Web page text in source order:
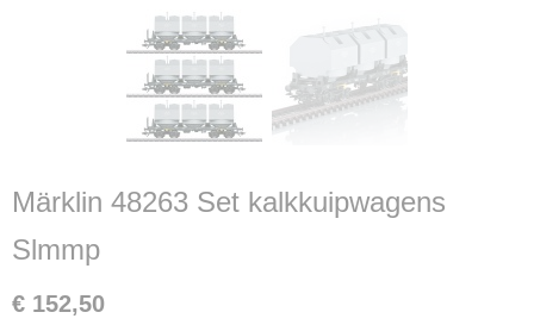
Märklin 48263 Set kalkkuipwagens
Slmmp
€ 152,50